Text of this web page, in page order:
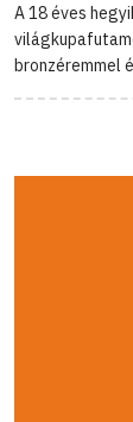
A 18 éves
bronzéremmel